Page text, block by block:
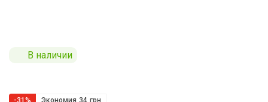
В наличии
-31% Экономия 34 грн